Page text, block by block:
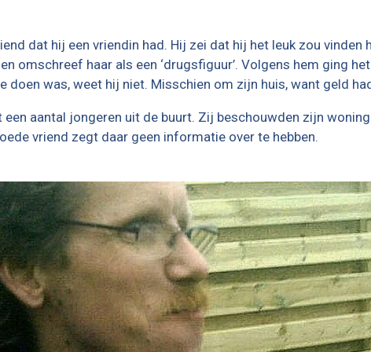
dat hij een vriendin had. Hij zei dat hij het leuk zou vinden
omschreef haar als een ‘drugsfiguur’. Volgens hem ging
was, weet hij niet. Misschien om zijn huis, want geld
aantal jongeren uit de buurt. Zij beschouwden zijn
vriend zegt daar geen informatie over te hebben.